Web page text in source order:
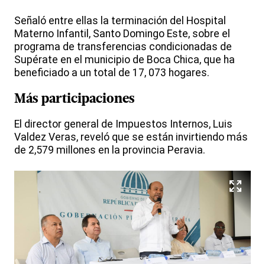
Señaló entre ellas la terminación del Hospital
Materno Infantil, Santo Domingo Este, sobre el
programa de transferencias condicionadas de
Supérate en el municipio de Boca Chica, que ha
beneficiado a un total de 17, 073 hogares.
Más participaciones
El director general de Impuestos Internos, Luis
Valdez Veras, reveló que se están invirtiendo más
de 2,579 millones en la provincia Peravia.